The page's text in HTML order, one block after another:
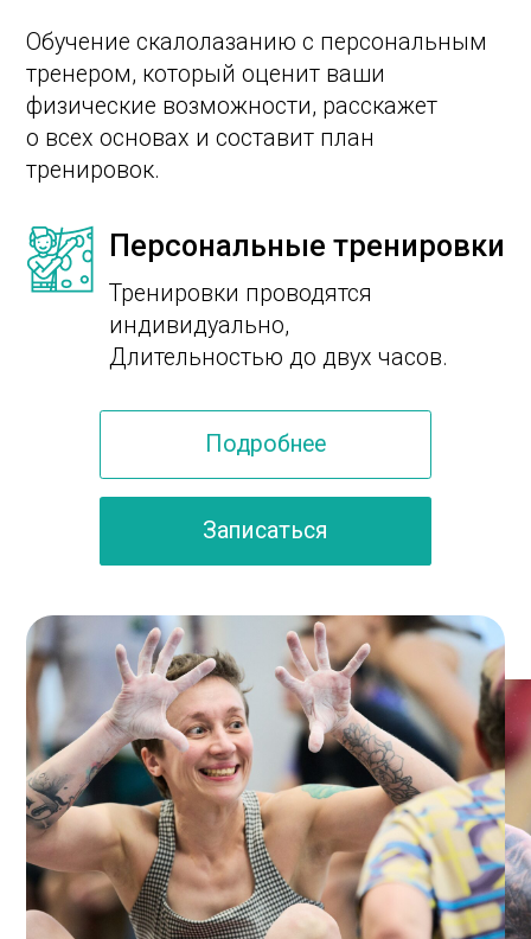
Обучение скалолазанию во взрослой
единомышленников и любителей
тренироваться в компании.
Подарите первое занятие!
Обучение скалолазанию